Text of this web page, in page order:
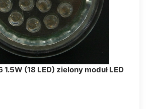
(18 LED) zielony moduł LED